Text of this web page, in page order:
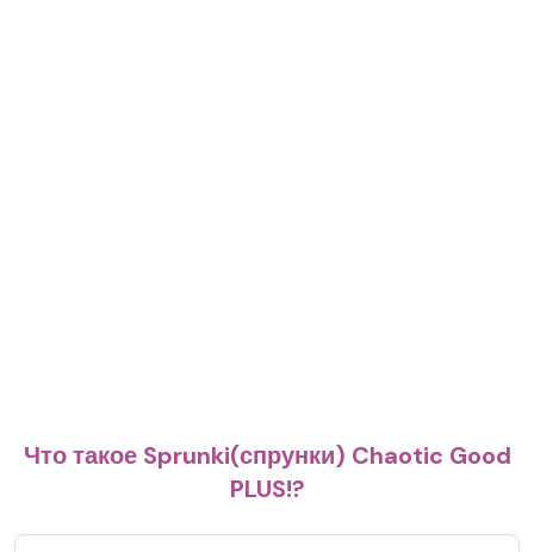
Что такое Sprunki(спрунки) Chaotic Good
PLUS!?